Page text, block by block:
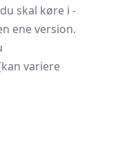
skal køre i -
ene version.
variere